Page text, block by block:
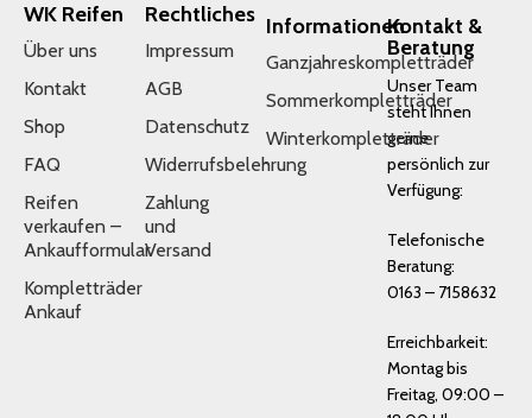
WK Reifen
Über uns
Kontakt
Shop
FAQ
Reifen
verkaufen –
Ankaufformular
Kompletträder
Ankauf
Rechtliches
Impressum
AGB
Datenschutz
Widerrufsbelehrung
Zahlung
und
Versand
Informationen
Ganzjahreskompletträder
Sommerkompletträder
Winterkompletträder
Kontakt &
Beratung
Unser Team
steht Ihnen
gerne
persönlich zur
Verfügung:
Telefonische
Beratung:
0163 – 7158632
Erreichbarkeit:
Montag bis
Freitag, 09:00 –